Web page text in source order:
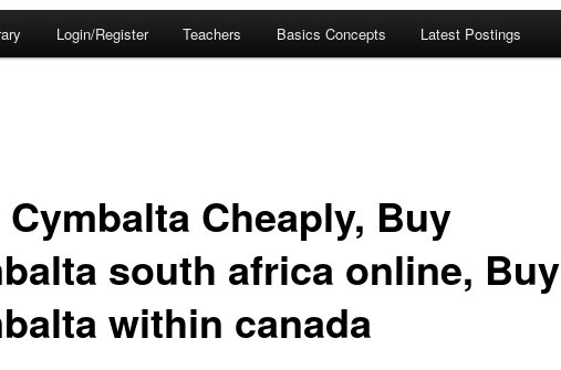
Login/Register Teachers Basics Concepts Latest Postings
Cheaply, Buy
south africa online, Buy
within canada